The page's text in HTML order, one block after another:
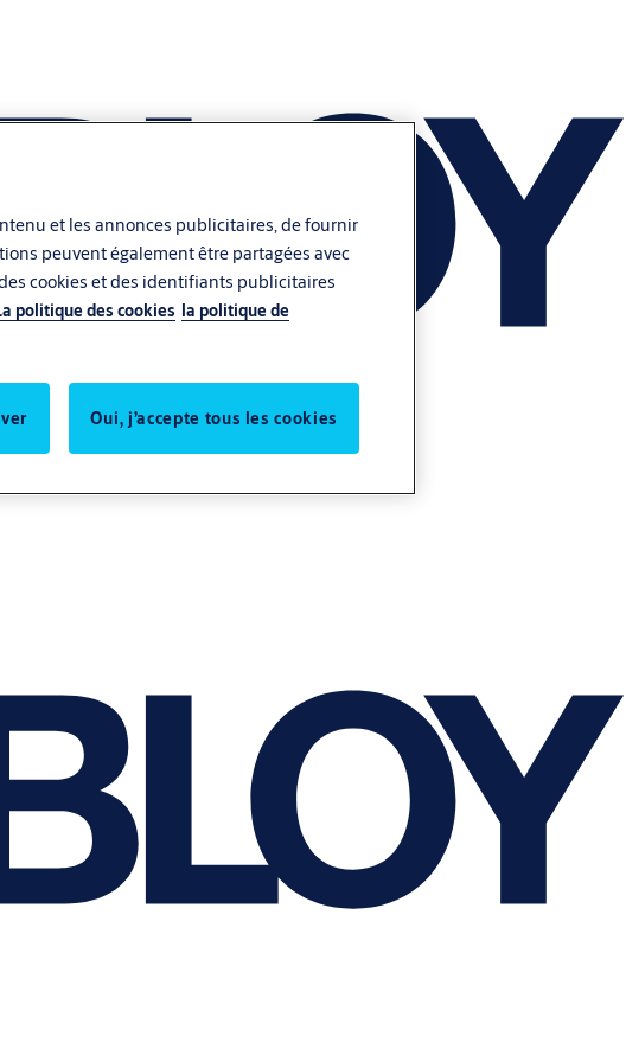
et les annonces publicitaires, de fournir
peuvent également être partagées avec
cookies et des identifiants publicitaires
politique des cookies la politique de
Oui, j’accepte tous les cookies